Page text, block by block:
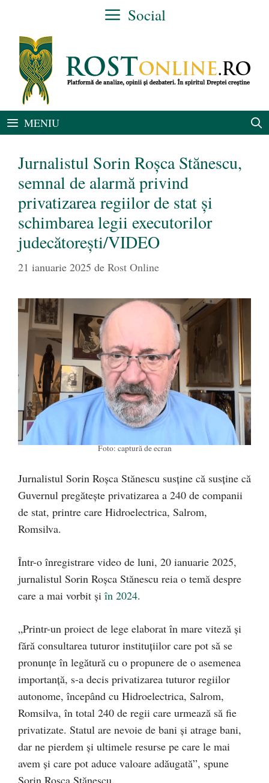
conținut
Social
MENIU
Jurnalistul Sorin Roșca Stănescu,
semnal de alarmă privind
privatizarea regiilor de stat și
schimbarea legii executorilor
judecătorești/VIDEO
21 ianuarie 2025 de Rost Online
Foto: captură de ecran
Jurnalistul Sorin Roșca Stănescu susține că susține că
Guvernul pregătește privatizarea a 240 de companii
de stat, printre care Hidroelectrica, Salrom,
Romsilva.
Într-o înregistrare video de luni, 20 ianuarie 2025,
jurnalistul Sorin Roșca Stănescu reia o temă despre
care a mai vorbit și în 2024.
„Printr-un proiect de lege elaborat în mare viteză și
fără consultarea tuturor instituțiilor care pot să se
pronunțe în legătură cu o propunere de o asemenea
importanță, s-a decis privatizarea tuturor regiilor
autonome, începând cu Hidroelectrica, Salrom,
Romsilva, în total 240 de regii care urmează să fie
privatizate. Statul are nevoie de bani și atrage bani,
dar ne pierdem și ultimele resurse pe care le mai
avem și care pot aduce valoare adăugată”, spune
Sorin Roșca Stănescu.